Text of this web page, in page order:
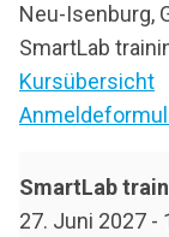
Neu-Isenburg,
SmartLab
Kursübersicht
SmartLab
27. Juni 2027 -